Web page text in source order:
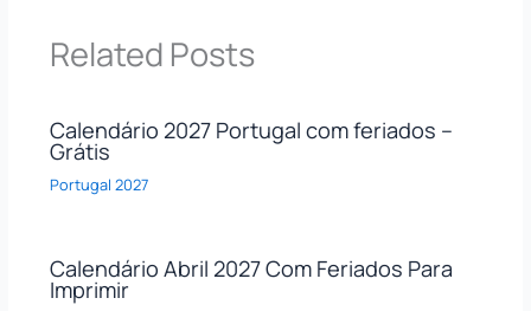
Related Posts
Calendário 2027 Portugal com feriados –
Grátis
Portugal 2027
Calendário Abril 2027 Com Feriados Para
Imprimir